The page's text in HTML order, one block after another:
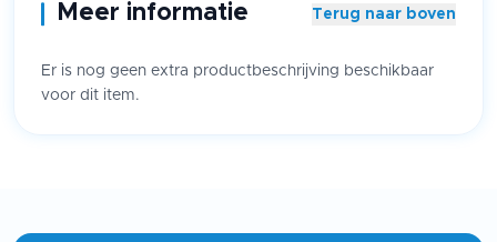
Meer informatie Terug naar boven
Er is nog geen extra productbeschrijving beschikbaar
voor dit item.